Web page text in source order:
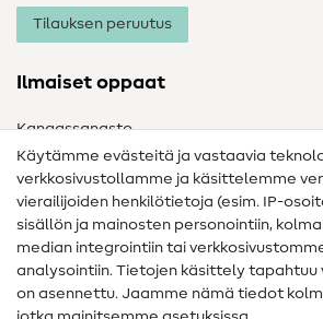
Tilauksen peruutus
Ilmaiset oppaat
Kangassanasto
Ompelusanasto
Ompeluohjeet
Apua ja yhteystiedot
Yhteystiedot
Käytämme evästeitä ja vastaavia
verkkosivustollamme ja käsittelemme
vierailijoiden henkilötietoja (esim. IP-
sisällön ja mainosten personointiin,
median integrointiin tai
analysointiin. Tietojen käsittely tapahtuu
on asennettu. Jaamme nämä tiedot